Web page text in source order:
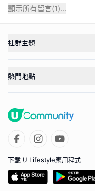
顯示所有留言(1)...
社群主題
熱門地點
下載 U Lifestyle應用程式